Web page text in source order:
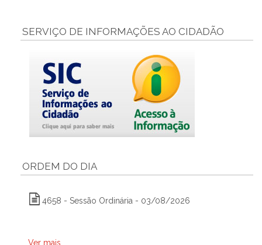
SERVIÇO DE INFORMAÇÕES AO CIDADÃO
ORDEM DO DIA
4658 - Sessão Ordinária - 03/08/2026
Ver mais